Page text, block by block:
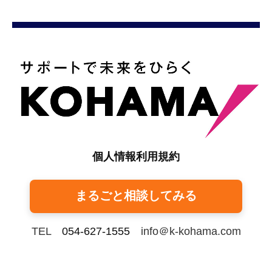
個人情報利用規約
まるごと相談してみる
TEL 054-627-1555info＠k-kohama.com